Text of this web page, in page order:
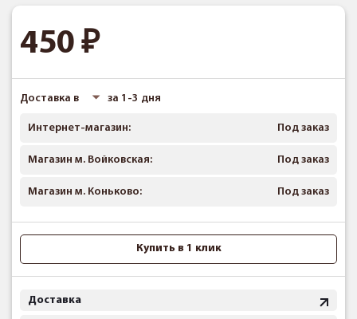
450
Доставка в за 1-3 дня
Интернет-магазин: Под заказ
Магазин м. Войковская: Под заказ
Магазин м. Коньково: Под заказ
Купить в 1 клик
Доставка